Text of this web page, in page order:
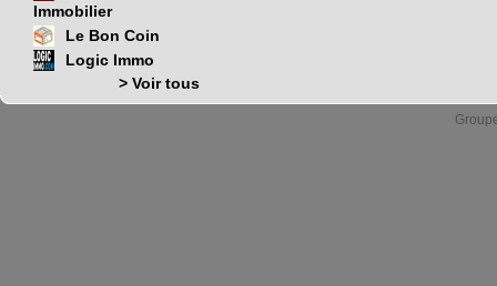
Immobilier
Le Bon Coin
Logic Immo
> Voir tous